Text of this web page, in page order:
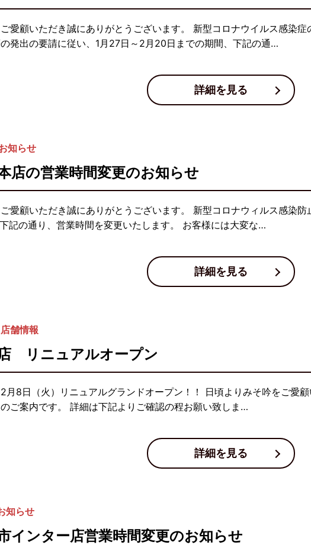
愛顧いただき誠にありがとうございます。 新型コロナウイルス感染
発出の要請に従い、1月27日～2月20日までの期間、下記の通…
詳細を見る
知らせ
店の営業時間変更のお知らせ
愛顧いただき誠にありがとうございます。 新型コロナウィルス感染
記の通り、営業時間を変更いたします。 お客様には大変な…
詳細を見る
店舗情報
リニュアルオープン
8日（火）リニュアルグランドオープン！！ 日頃よりみそ吟をご愛顧
ご案内です。 詳細は下記よりご確認の程お願い致しま…
詳細を見る
知らせ
インター店営業時間変更のお知らせ